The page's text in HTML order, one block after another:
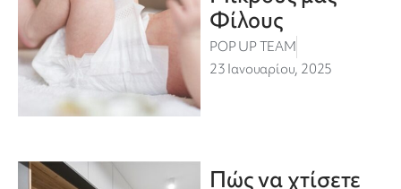
Φίλους
POP UP TEAM
23 Ιανουαρίου, 2025
Πώς να χτίσετε